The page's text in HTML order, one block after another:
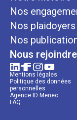
Nos
Nos plaidoyers
Nos
Nous rejoindre
Mentions légales
Politique des données
personnelles
Agence ID Meneo
FAQ